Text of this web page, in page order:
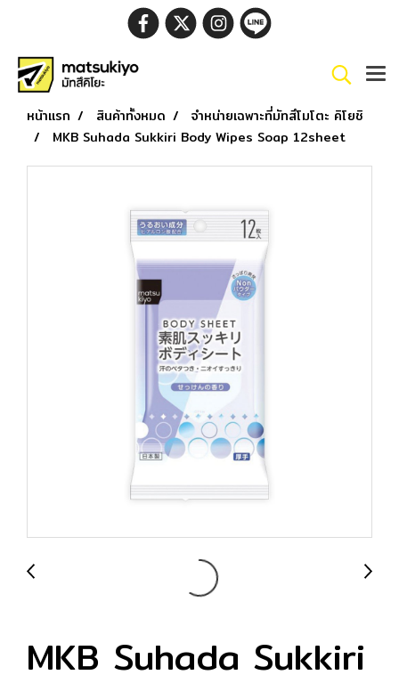
หน้าแรก สินค้าทั้งหมด
จำหน่ายเฉพาะที่มัทสึโมโตะ คิโยชิ
MKB Suhada Sukkiri Body Wipes Soap 12sheet
MKB Suhada Sukkiri